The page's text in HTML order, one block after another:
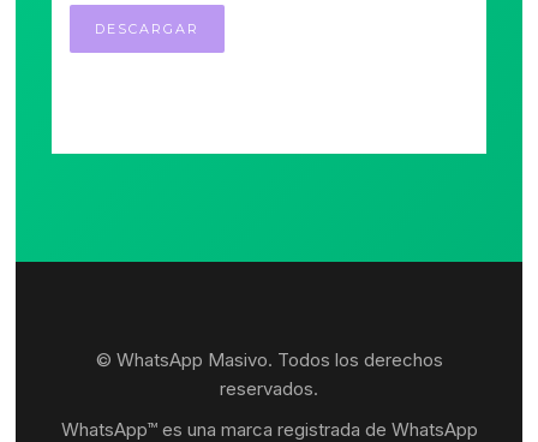
© WhatsApp Masivo. Todos los derechos
reservados.
WhatsApp™ es una marca registrada de WhatsApp